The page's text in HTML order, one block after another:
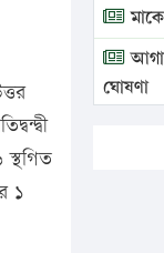
১
ঘোষণা